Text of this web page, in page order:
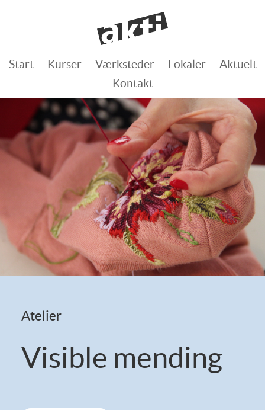
Start Kurser Værksteder Lokaler
Aktuelt
Kontakt
Atelier
Visible mending